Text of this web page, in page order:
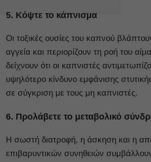
5. Κόψτε το κάπνισμα
Οι τοξικές ουσίες του καπνού
αγγεία και περιορίζουν τη ροή του
δείχνουν ότι οι καπνιστές
υψηλότερο κίνδυνο εμφάνισης
σε σύγκριση με τους μη καπνιστές.
6. Προλάβετε το μεταβολικό
Η σωστή διατροφή, η άσκηση και η
επιβαρυντικών συνηθειών